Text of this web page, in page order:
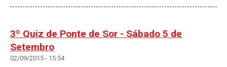
3º Quiz de Ponte de Sor - Sábado 5 de
Setembro
02/09/2015 - 15:54